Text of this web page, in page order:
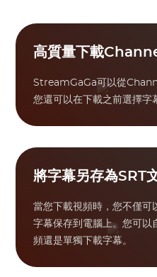
高質量下載
StreamGaGa可以從
您還可以在下載之前選擇字
將字幕另存為SRT
當您下載視頻時，您不僅可
字幕保存到電腦上。您可以
頻還是單獨下載字幕。